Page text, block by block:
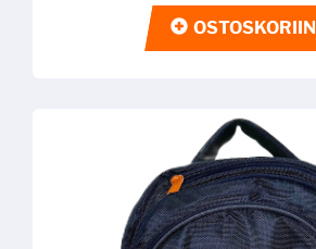
OSTOSKORIIN